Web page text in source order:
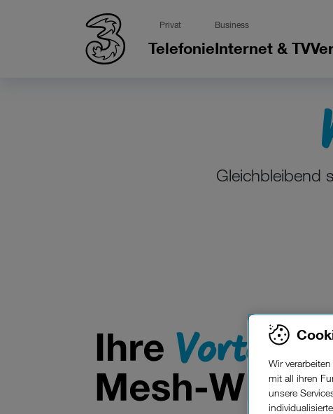
Privat Business
TelefonieInternet & TV
Gleichbleibend
Wir
mit all ihren
unsere